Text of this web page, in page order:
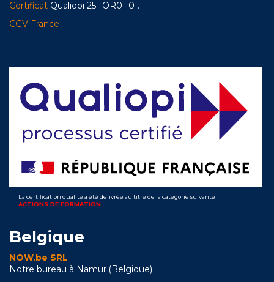
Certificat Qualiopi 25FOR01101.1
CGV France
La certification qualité a été délivrée au titre de la catégorie suivante
ACTIONS DE FORMATION
Belgique
NOW.be SRL
Notre bureau à Namur (Belgique)